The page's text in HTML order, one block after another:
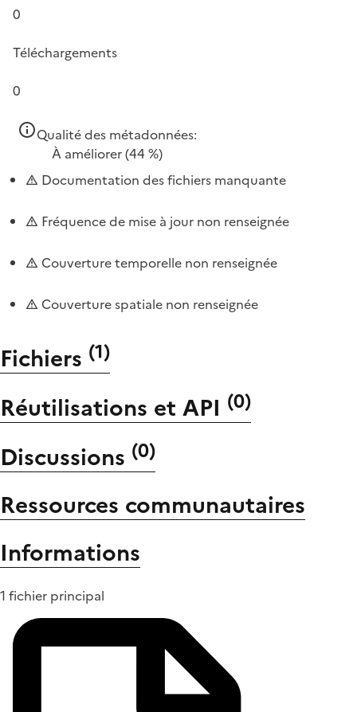
0
Téléchargements
0
Qualité des métadonnées:
À améliorer(44 %)
Documentation des fichiers manquante
Fréquence de mise à jour non renseignée
Couverture temporelle non renseignée
Couverture spatiale non renseignée
Fichiers (1)
Réutilisations et API (0)
Discussions (0)
Ressources communautaires
Informations
1 fichier principal